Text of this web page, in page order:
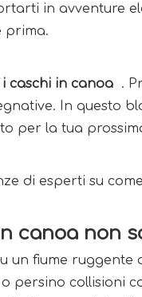
in avventure
prima.
i caschi in canoa
.
In questo
per la tua
di esperti su
canoa non
un fiume
persino collisioni